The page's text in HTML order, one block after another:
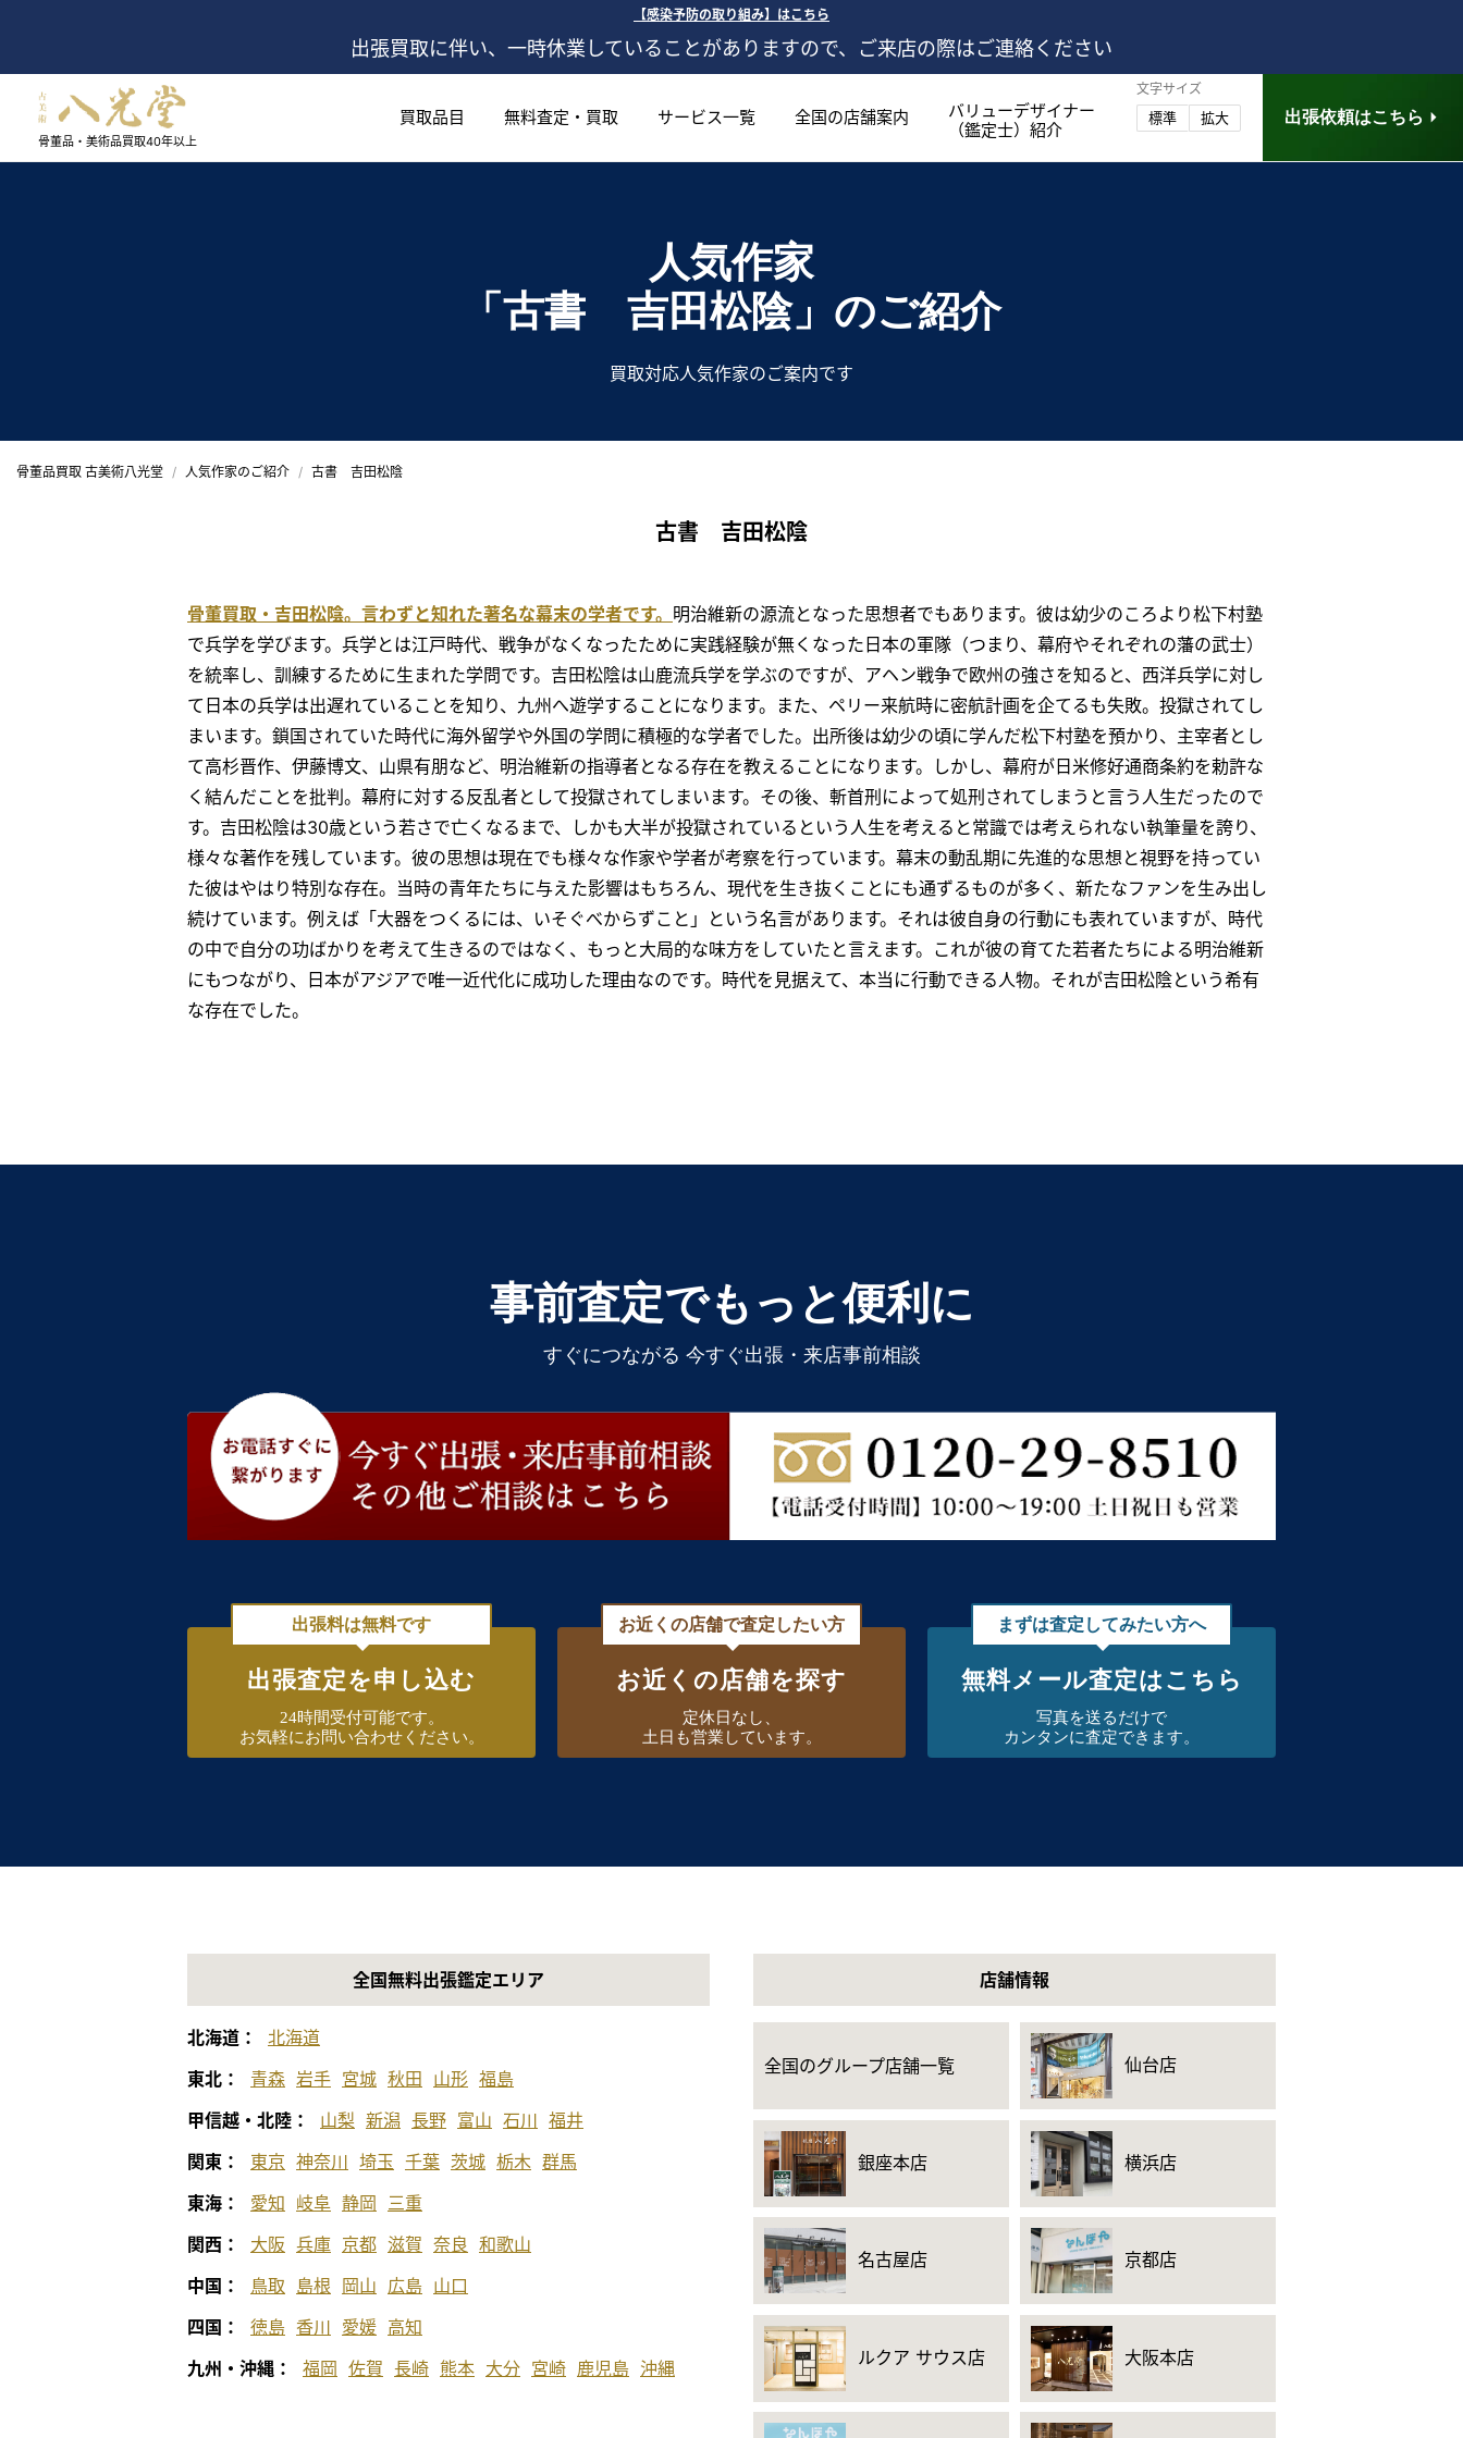
【感染予防の取り組み】はこちら
出張買取に伴い、一時休業していることがありますので、ご来店の際はご連絡ください
骨董品・美術品買取40年以上
買取品目 無料査定・買取 サービス一覧 全国の店舗案内
バリューデザイナー
（鑑定士）紹介
文字サイズ
標準 拡大 出張依頼はこちら
人気作家
「古書 吉田松陰」 のご紹介
買取対応人気作家のご案内です
骨董品買取 古美術八光堂 人気作家のご紹介 古書 吉田松陰
古書 吉田松陰
骨董買取・吉田松陰。言わずと知れた著名な幕末の学者です。 明治維新の源流となった思想者でもあります。彼は幼少のころより松下村塾
で兵学を学びます。兵学とは江戸時代、戦争がなくなったために実践経験が無くなった日本の軍隊（つまり、幕府やそれぞれの藩の武士）
を統率し、訓練するために生まれた学問です。吉田松陰は山鹿流兵学を学ぶのですが、アヘン戦争で欧州の強さを知ると、西洋兵学に対し
て日本の兵学は出遅れていることを知り、九州へ遊学することになります。また、ペリー来航時に密航計画を企てるも失敗。投獄されてし
まいます。鎖国されていた時代に海外留学や外国の学問に積極的な学者でした。出所後は幼少の頃に学んだ松下村塾を預かり、主宰者とし
て高杉晋作、伊藤博文、山県有朋など、明治維新の指導者となる存在を教えることになります。しかし、幕府が日米修好通商条約を勅許な
く結んだことを批判。幕府に対する反乱者として投獄されてしまいます。その後、斬首刑によって処刑されてしまうと言う人生だったので
す。吉田松陰は30歳という若さで亡くなるまで、しかも大半が投獄されているという人生を考えると常識では考えられない執筆量を誇り、
様々な著作を残しています。彼の思想は現在でも様々な作家や学者が考察を行っています。幕末の動乱期に先進的な思想と視野を持ってい
た彼はやはり特別な存在。当時の青年たちに与えた影響はもちろん、現代を生き抜くことにも通ずるものが多く、新たなファンを生み出し
続けています。例えば「大器をつくるには、いそぐべからずこと」という名言があります。それは彼自身の行動にも表れていますが、時代
の中で自分の功ばかりを考えて生きるのではなく、もっと大局的な味方をしていたと言えます。これが彼の育てた若者たちによる明治維新
にもつながり、日本がアジアで唯一近代化に成功した理由なのです。時代を見据えて、本当に行動できる人物。それが吉田松陰という希有
な存在でした。
事前査定でもっと便利に
すぐにつながる 今すぐ出張・来店事前相談
出張料は無料です
出張査定を申し込む
24時間受付可能です。
お気軽にお問い合わせください。
お近くの店舗で査定したい方
お近くの店舗を探す
定休日なし、
土日も営業しています。
まずは査定してみたい方へ
無料メール査定はこちら
写真を送るだけで
カンタンに査定できます。
全国無料出張鑑定エリア
北海道：
北海道
東北：
青森 岩手 宮城 秋田 山形 福島
甲信越・北陸：
山梨 新潟 長野 富山 石川 福井
関東：
東京 神奈川 埼玉 千葉 茨城 栃木 群馬
東海：
愛知 岐阜 静岡
三重
関西：
大阪 兵庫 京都 滋賀 奈良 和歌山
中国：
鳥取 島根 岡山 広島 山口
四国：
徳島 香川 愛媛 高知
九州・沖縄：
福岡 佐賀 長崎 熊本 大分 宮崎 鹿児島 沖縄
店舗情報
全国のグループ店舗一覧 仙台店
銀座本店 横浜店
名古屋店 京都店
ルクア サウス店 大阪本店